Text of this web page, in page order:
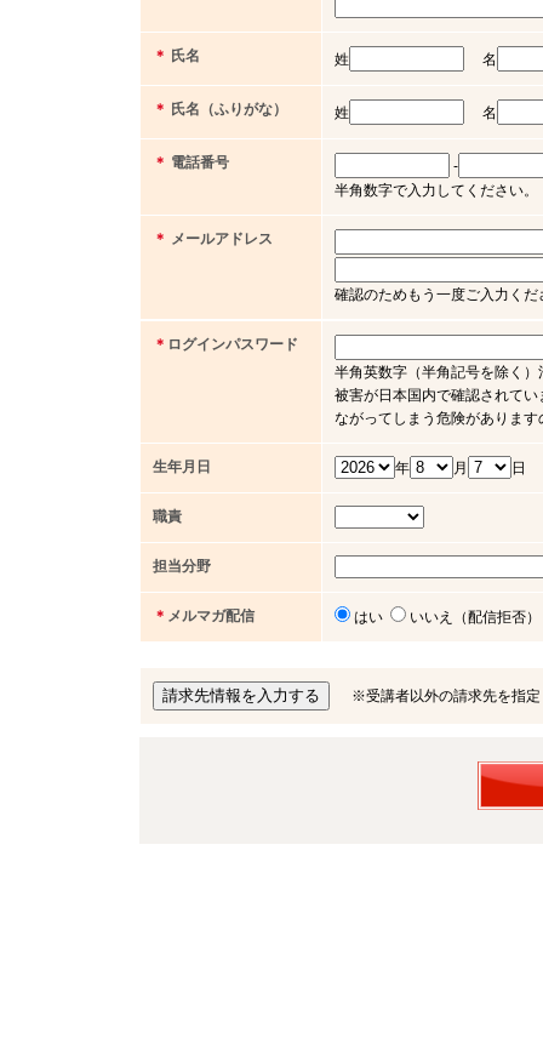
＊ 氏名 姓 名
＊ 氏名（ふりがな） 姓 名
＊ 電話番号
-
半角数字で入力してください
＊ メールアドレス
確認のためもう一度ご入力くだ
＊ ログインパスワード
半角英数字（半角記号を除く
被害が日本国内で確認されて
ながってしまう危険がありま
生年月日 年 月 日
職責
担当分野
＊ メルマガ配信 はい いいえ（配信拒否）
※受講者以外の請求先を指定